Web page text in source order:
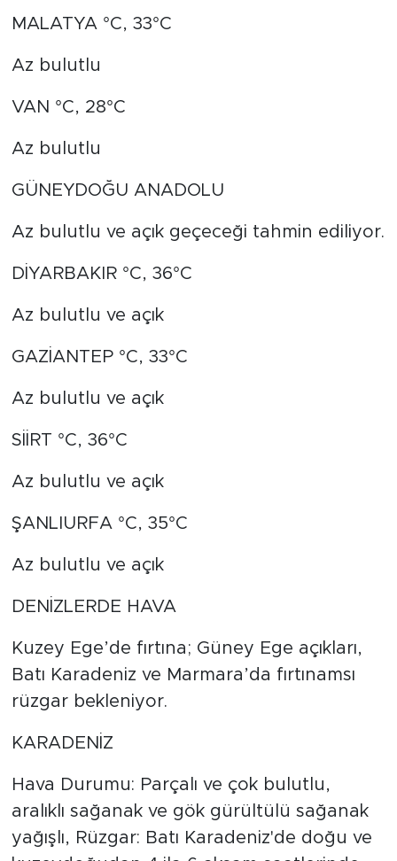
MALATYA °C, 33°C
Az bulutlu
VAN °C, 28°C
Az bulutlu
GÜNEYDOĞU ANADOLU
Az bulutlu ve açık geçeceği tahmin ediliyor.
DİYARBAKIR °C, 36°C
Az bulutlu ve açık
GAZİANTEP °C, 33°C
Az bulutlu ve açık
SİİRT °C, 36°C
Az bulutlu ve açık
ŞANLIURFA °C, 35°C
Az bulutlu ve açık
DENİZLERDE HAVA
Kuzey Ege’de fırtına; Güney Ege açıkları,
Batı Karadeniz ve Marmara’da fırtınamsı
rüzgar bekleniyor.
KARADENİZ
Hava Durumu: Parçalı ve çok bulutlu,
aralıklı sağanak ve gök gürültülü sağanak
yağışlı, Rüzgar: Batı Karadeniz'de doğu ve